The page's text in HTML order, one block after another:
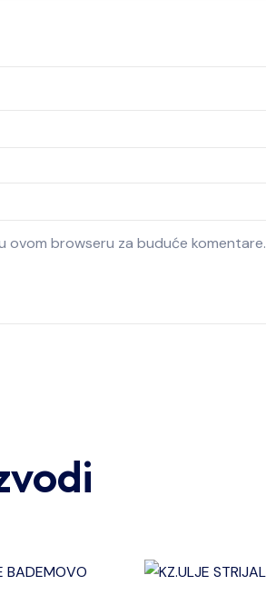
ovom browseru za buduće komentare.